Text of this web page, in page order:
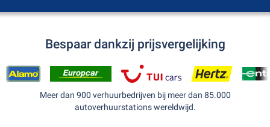
Bespaar dankzij prijsvergelijking
Meer dan 900 verhuurbedrijven bij meer dan 85.000
autoverhuurstations wereldwijd.